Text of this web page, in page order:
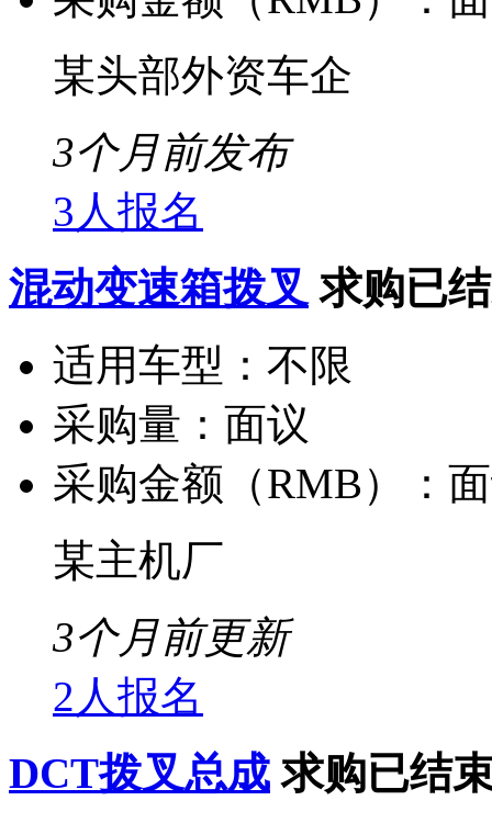
某头部外资车企
3个月前发布
3人报名
混动变速箱拨叉 求购已
适用车型： 不限
采购量： 面议
采购金额（RMB）：
某主机厂
3个月前更新
2人报名
DCT拨叉总成 求购已结